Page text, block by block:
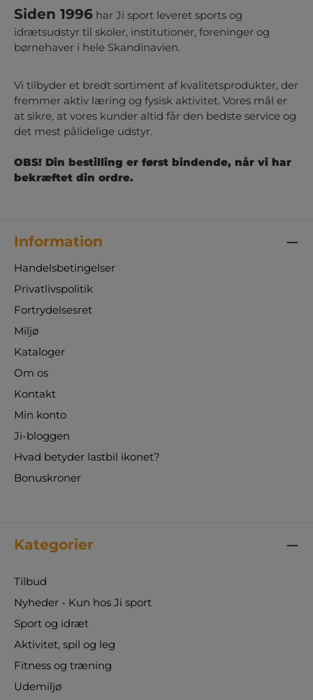
Siden 1996 har Ji sport leveret sports og
idrætsudstyr til skoler, institutioner, foreninger og
børnehaver i hele Skandinavien.
Vi tilbyder et bredt sortiment af kvalitetsprodukter, der
fremmer aktiv læring og fysisk aktivitet. Vores mål er
at sikre, at vores kunder altid får den bedste service og
det mest pålidelige udstyr.
OBS! Din bestilling er først bindende, når vi har
bekræftet din ordre.
Information
Handelsbetingelser
Privatlivspolitik
Fortrydelsesret
Miljø
Kataloger
Om os
Kontakt
Min konto
Ji-bloggen
Hvad betyder lastbil ikonet?
Bonuskroner
Kategorier
Tilbud
Nyheder - Kun hos Ji sport
Sport og idræt
Aktivitet, spil og leg
Fitness og træning
Udemiljø